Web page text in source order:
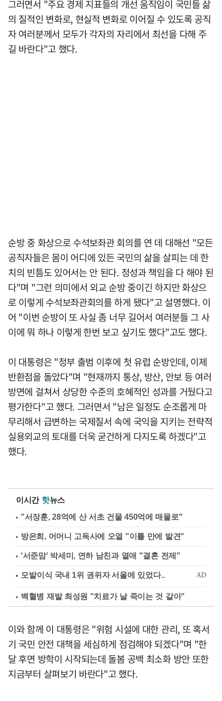
그러면서 "주요 경제 지표들의 개선 움직임이 국민들 삶
의 질적인 변화로, 현실적 변화로 이어질 수 있도록 공직
자 여러분께서 모두가 각자의 자리에서 최선을 다해 주
길 바란다"고 했다.
순방 중 화상으로 수석보좌관 회의를 연 데 대해선 "모든
공직자들은 몸이 어디에 있든 국민의 삶을 살피는 데 한
치의 빈틈도 있어서는 안 된다. 정성과 책임을 다 해야 된
다"며 "그런 의미에서 외교 순방 중이긴 하지만 화상으
로 이렇게 수석보좌관회의를 하게 됐다"고 설명했다. 이
어 "이번 순방이 또 사실 좀 너무 길어서 여러분들 그 사
이에 뭐 하나 이렇게 한번 보고 싶기도 했다"고도 했다.
이 대통령은 "정부 출범 이후에 첫 유럽 순방인데, 이제
반환점을 돌았다"며 "현재까지 통상, 방산, 안보 등 여러
방면에 걸쳐서 상당한 수준의 호혜적인 성과를 거뒀다고
평가한다"고 했다. 그러면서 "남은 일정도 순조롭게 마
무리해서 급변하는 국제질서 속에 국익을 지키는 전략적
실용외교의 토대를 더욱 굳건하게 다지도록 하겠다"고
했다.
이시간 핫뉴스
"서장훈, 28억에 산 서초 건물 450억에 매물로"
방은희, 어머니 고독사에 오열 "이틀 만에 발견"
'서준맘' 박세미, 연하 남친과 열애 "결혼 전제"
백혈병 재발 최성원 "치료가 날 죽이는 것 같아"
이와 함께 이 대통령은 "위험 시설에 대한 관리, 또 혹서
기 국민 안전 대책을 세심하게 점검해야 되겠다"며 "한
달 후면 방학이 시작되는데 돌봄 공백 최소화 방안 또한
지금부터 살펴보기 바란다"고 했다.